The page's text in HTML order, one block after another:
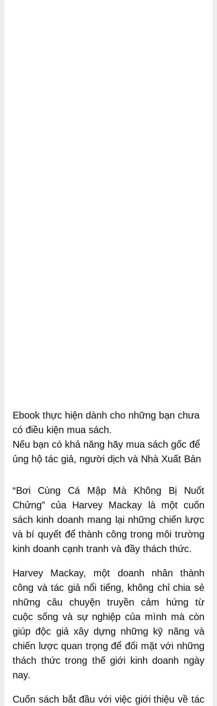
Ebook thực hiện dành cho những bạn chưa
có điều kiện mua sách.
Nếu bạn có khả năng hãy mua sách gốc để
ủng hộ tác giả, người dịch và Nhà Xuất Bản
“Bơi Cùng Cá Mập Mà Không Bị Nuốt
Chửng” của Harvey Mackay là một cuốn
sách kinh doanh mang lại những chiến lược
và bí quyết để thành công trong môi trường
kinh doanh cạnh tranh và đầy thách thức.
Harvey Mackay, một doanh nhân thành
công và tác giả nổi tiếng, không chỉ chia sẻ
những câu chuyện truyền cảm hứng từ
cuộc sống và sự nghiệp của mình mà còn
giúp độc giả xây dựng những kỹ năng và
chiến lược quan trọng để đối mặt với những
thách thức trong thế giới kinh doanh ngày
nay.
Cuốn sách bắt đầu với việc giới thiệu về tác